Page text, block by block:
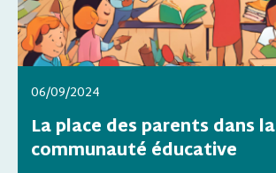
06/09/2024
La place des parents dans la
communauté éducative